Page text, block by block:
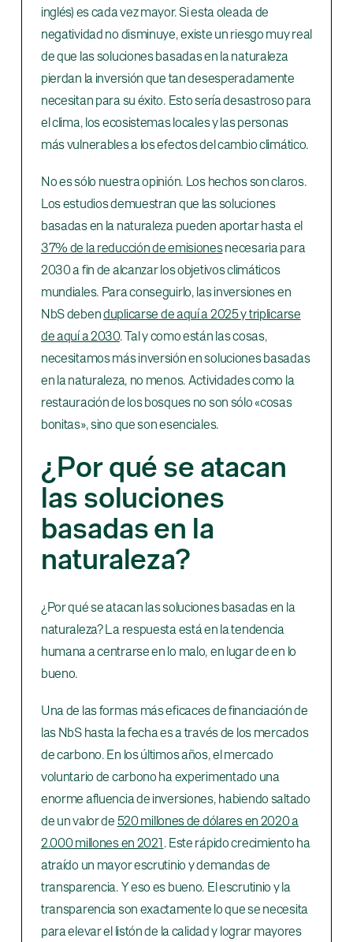
inglés) es cada vez mayor. Si esta oleada de
negatividad no disminuye, existe un riesgo muy real
de que las soluciones basadas en la naturaleza
pierdan la inversión que tan desesperadamente
necesitan para su éxito. Esto sería desastroso para
el clima, los ecosistemas locales y las personas
más vulnerables a los efectos del cambio climático.
No es sólo nuestra opinión. Los hechos son claros.
Los estudios demuestran que las soluciones
basadas en la naturaleza pueden aportar hasta el
37% de la reducción de emisionesnecesaria para
2030 a fin de alcanzar los objetivos climáticos
mundiales. Para conseguirlo, las inversiones en
NbS debenduplicarse de aquí a 2025 y triplicarse
de aquí a 2030. Tal y como están las cosas,
necesitamos más inversión en soluciones basadas
en la naturaleza, no menos. Actividades como la
restauración de los bosques no son sólo «cosas
bonitas», sino que son esenciales.
¿Por qué se atacan
las soluciones
basadas en la
naturaleza?
¿Por qué se atacan las soluciones basadas en la
naturaleza? La respuesta está en la tendencia
humana a centrarse en lo malo, en lugar de en lo
bueno.
Una de las formas más eficaces de financiación de
las NbS hasta la fecha es a través de los mercados
de carbono. En los últimos años, el mercado
voluntario de carbono ha experimentado una
enorme afluencia de inversiones, habiendo saltado
de un valor de 520 millones de dólares en 2020 a
2.000 millones en 2021. Este rápido crecimiento ha
atraído un mayor escrutinio y demandas de
transparencia. Y eso es bueno. El escrutinio y la
transparencia son exactamente lo que se necesita
para elevar el listón de la calidad y lograr mayores